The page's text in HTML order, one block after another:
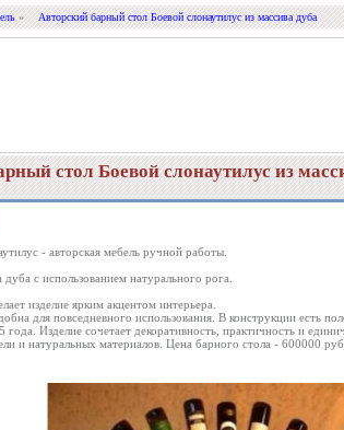
» Авторский барный стол Боевой слонаутилус из массива дуба
стол Боевой слонаутилус из
- авторская мебель ручной работы.
с использованием натурального рога.
изделие ярким акцентом интерьера.
для повседневного использования. В конструкции есть
года. Изделие сочетает декоративность, практичность и
и натуральных материалов. Цена барного стола - 600000